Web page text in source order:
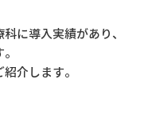
に導入実績があり、
介します。